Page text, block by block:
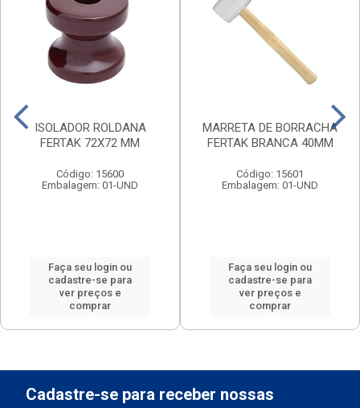
ISOLADOR ROLDANA
FERTAK 72X72 MM
Código: 15600
Embalagem: 01-UND
Faça seu login ou
cadastre-se para
ver preços e
comprar
MARRETA DE BORRACHA
FERTAK BRANCA 40MM
Código: 15601
Embalagem: 01-UND
Faça seu login ou
cadastre-se para
ver preços e
comprar
Cadastre-se para receber nossas